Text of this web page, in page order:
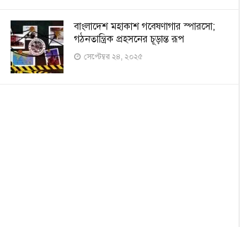
বাংলাদেশ মহাকাশ গবেষণাগার স্পারসো;
গঠনতান্ত্রিক প্রহসনের চূড়ান্ত রূপ
সেপ্টেম্বর ২৪, ২০২৫